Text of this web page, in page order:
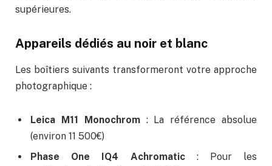
supérieures.
Appareils dédiés au noir et blanc
Les boîtiers suivants transformeront votre approche
photographique :
Leica M11 Monochrom: La référence absolue
(environ 11 500€)
Phase One IQ4 Achromatic: Pour les